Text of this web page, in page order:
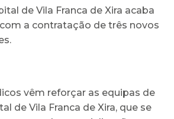
de Vila Franca de Xira acaba
a contratação de três novos
vêm reforçar as equipas de
de Vila Franca de Xira, que se